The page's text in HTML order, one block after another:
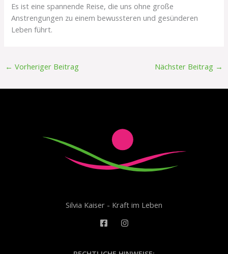
Es ist eine spannende Reise, die uns ohne große
Anstrengungen zu einem bewussteren und gesünderen
Leben führt.
← Vorheriger Beitrag Nächster Beitrag →
Silvia Kaiser - Kraft im Leben